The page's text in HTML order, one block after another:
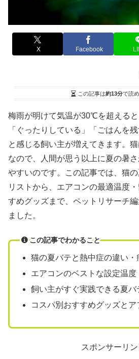
X Facebook
この記事は約13分で読
梅雨が明けて気温が30℃を超える
「ぐったりしている」「ごはんを
と感じる飼い主が増えてきます。
なので、人間が思う以上に夏の暑
やすいのです。この記事では、猫
リストから、エアコンの最適温度
すめグッズまで、ペットリサーチ
ました。
この記事でわかること
猫の夏バテと熱中症の違い・
エアコンのベストな設定温度
飼い主がすぐ実践できる夏バ
コスパ別おすすめグッズとア
スポンサーリン